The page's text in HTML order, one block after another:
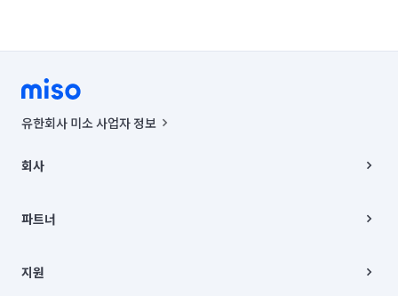
유한회사 미소 사업자 정보
00019 |
주소 | 본사: 서울특별시 종로구 율곡로 6(중학동, 트윈트리빌딩) B동 5층
컨택센터 : 서울특별시 종로구 수송동 율곡로 24, 7층, 8층 미소
상품, 상품정보, 거래에 관한 의무와 책임은 거래당사자에게 있습니다.
언론 보도 관련 문의:
회사
채용
파트너
이사
지원